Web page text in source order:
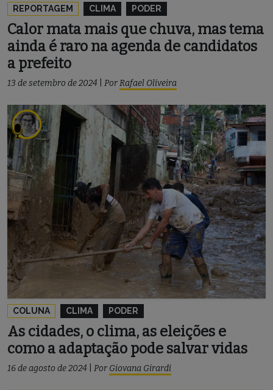
REPORTAGEM CLIMA PODER
Calor mata mais que chuva, mas tema
ainda é raro na agenda de candidatos
a prefeito
13 de setembro de 2024 PorRafael Oliveira
COLUNA CLIMA PODER
As cidades, o clima, as eleições e
como a adaptação pode salvar vidas
16 de agosto de 2024 Por Giovana Girardi